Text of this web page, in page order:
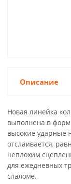
Описание
Новая линейка
выполнена в
высокие ударные
отслаивается,
неплохим
для ежедневных
слаломе.